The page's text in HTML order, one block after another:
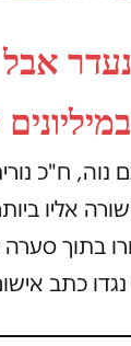
ח"כ
אליו
בתוך סערה
כתב